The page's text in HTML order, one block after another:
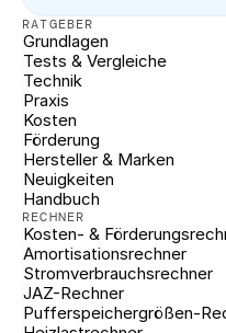
RATGEBER
Grundlagen
Tests & Vergleiche
Technik
Praxis
Kosten
Förderung
Hersteller & Marken
Neuigkeiten
Handbuch
RECHNER
Kosten- &
Amortisationsrechner
Stromverbrauchsrechner
JAZ-Rechner
Pufferspeichergrößen-